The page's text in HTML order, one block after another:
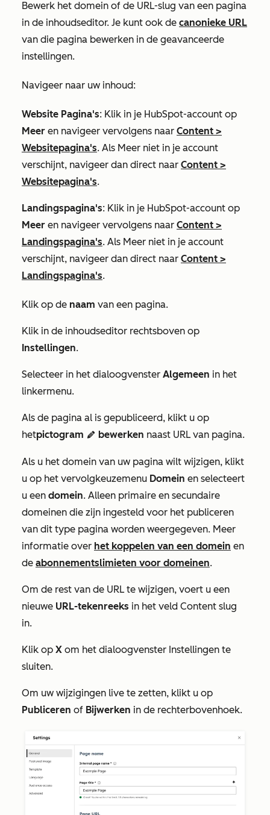
Bewerk het domein of de URL-slug van een pagina
in de inhoudseditor. Je kunt ook de canonieke URL
van die pagina bewerken in de geavanceerde
instellingen.
Navigeer naar uw inhoud:
Website Pagina's: Klik in je HubSpot-account op
Meer en navigeer vervolgens naar Content >
Websitepagina's. Als Meer niet in je account
verschijnt, navigeer dan direct naar Content >
Websitepagina's.
Landingspagina's: Klik in je HubSpot-account op
Meer en navigeer vervolgens naar Content >
Landingspagina's. Als Meer niet in je account
verschijnt, navigeer dan direct naar Content >
Landingspagina's.
Klik op de naam van een pagina.
Klik in de inhoudseditor rechtsboven op
Instellingen.
Selecteer in het dialoogvenster Algemeen in het
linkermenu.
Als de pagina al is gepubliceerd, klikt u op
hetpictogram edit bewerken naast URL van pagina.
Als u het domein van uw pagina wilt wijzigen, klikt
u op het vervolgkeuzemenu Domein en selecteert
u een domein. Alleen primaire en secundaire
domeinen die zijn ingesteld voor het publiceren
van dit type pagina worden weergegeven. Meer
informatie over het koppelen van een domein en
de abonnementslimieten voor domeinen.
Om de rest van de URL te wijzigen, voert u een
nieuwe URL-tekenreeks in het veld Content slug
in.
Klik op X om het dialoogvenster Instellingen te
sluiten.
Om uw wijzigingen live te zetten, klikt u op
Publiceren of Bijwerken in de rechterbovenhoek.